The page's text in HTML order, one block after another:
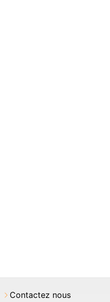
Contactez nous